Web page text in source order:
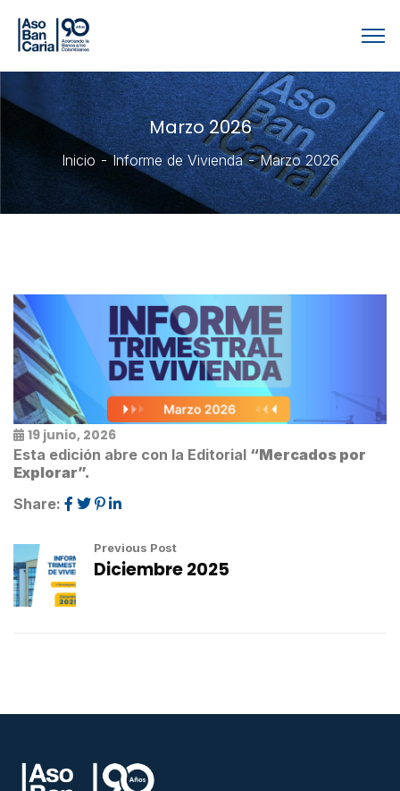
Marzo 2026
Inicio Informe de Vivienda Marzo 2026
19 junio, 2026
Esta edición abre con la Editorial “Mercados por
Explorar”.
Share:
Previous Post
Diciembre 2025